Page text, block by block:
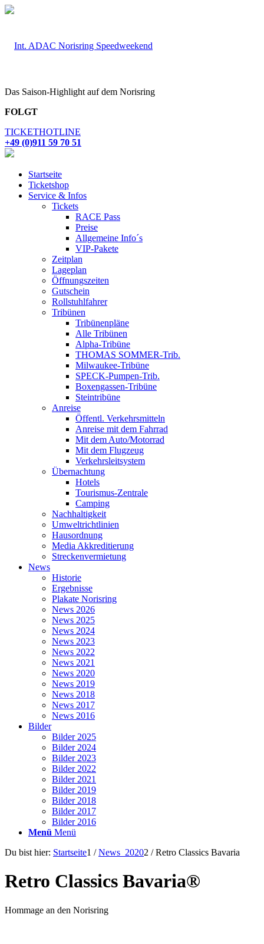
Das Saison-Highlight auf dem Norisring
FOLGT
TICKETHOTLINE
+49 (0)911 59 70 51
Startseite
Ticketshop
Service & Infos
Tickets
RACE Pass
Preise
Allgemeine Info´s
VIP-Pakete
Zeitplan
Lageplan
Öffnungszeiten
Gutschein
Rollstuhlfahrer
Tribünen
Tribünenpläne
Alle Tribünen
Alpha-Tribüne
THOMAS SOMMER-Trib.
Milwaukee-Tribüne
SPECK-Pumpen-Trib.
Boxengassen-Tribüne
Steintribüne
Anreise
Öffentl. Verkehrsmitteln
Anreise mit dem Fahrrad
Mit dem Auto/Motorrad
Mit dem Flugzeug
Verkehrsleitsystem
Übernachtung
Hotels
Tourismus-Zentrale
Camping
Nachhaltigkeit
Umweltrichtlinien
Hausordnung
Media Akkreditierung
Streckenvermietung
News
Historie
Ergebnisse
Plakate Norisring
News 2026
News 2025
News 2024
News 2023
News 2022
News 2021
News 2020
News 2019
News 2018
News 2017
News 2016
Bilder
Bilder 2025
Bilder 2024
Bilder 2023
Bilder 2022
Bilder 2021
Bilder 2019
Bilder 2018
Bilder 2017
Bilder 2016
Menü Menü
Du bist hier: Startseite1 / News_20202 / Retro Classics Bavaria
Retro Classics Bavaria®
Hommage an den Norisring